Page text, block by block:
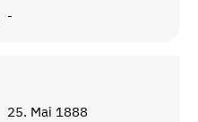
-
25. Mai 1888